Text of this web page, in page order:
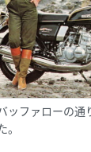
ッファローの